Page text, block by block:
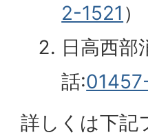
2-1521 ）
日高西部
話:
詳しくは下記